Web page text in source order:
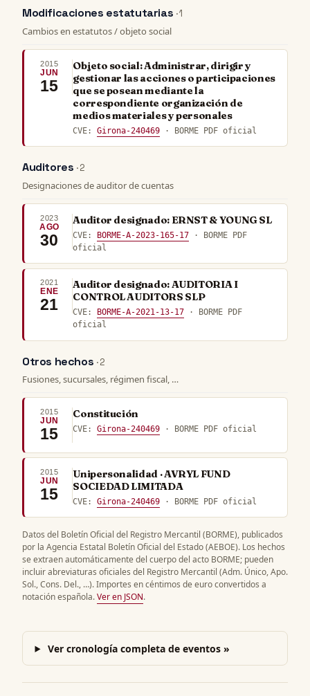
Modificaciones estatutarias · 1
Cambios en estatutos / objeto social
2015
JUN
15
Objeto social: Administrar, dirigir y
gestionar las acciones o participaciones
que se posean mediante la
correspondiente organización de
medios materiales y personales
CVE:Girona-240469 · BORME PDF oficial
Auditores · 2
Designaciones de auditor de cuentas
2023
AGO
30
Auditor designado: ERNST & YOUNG SL
CVE: BORME-A-2023-165-17 · BORME PDF
oficial
2021
ENE
21
Auditor designado: AUDITORIA I
CONTROL AUDITORS SLP
CVE: BORME-A-2021-13-17 · BORME PDF
oficial
Otros hechos · 2
Fusiones, sucursales, régimen fiscal, …
2015
JUN
15
Constitución
CVE:Girona-240469 · BORME PDF oficial
2015
JUN
15
Unipersonalidad · AVRYL FUND
SOCIEDAD LIMITADA
CVE:Girona-240469 · BORME PDF oficial
Datos del Boletín Oficial del Registro Mercantil (BORME), publicados
por la Agencia Estatal Boletín Oficial del Estado (AEBOE). Los hechos
se extraen automáticamente del cuerpo del acto BORME; pueden
incluir abreviaturas oficiales del Registro Mercantil (Adm. Único, Apo.
Sol., Cons. Del., …). Importes en céntimos de euro convertidos a
notación española.Ver en JSON.
Ver cronología completa de eventos »